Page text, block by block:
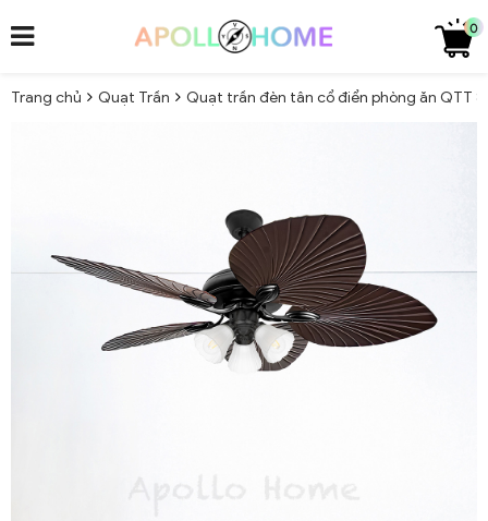
0
Trang chủ Quạt Trần Quạt trần đèn tân cổ điển phòng ăn QTT